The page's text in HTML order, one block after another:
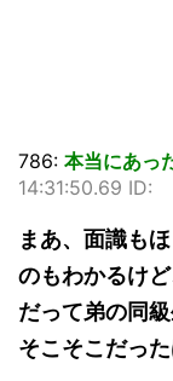
786: 本当にあっ
14:31:50.69 ID:
まあ、面識も
のもわかるけ
だって弟の同
そこそこだった